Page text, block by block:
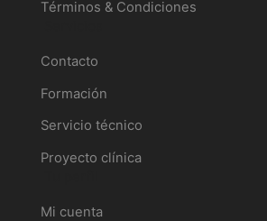
Términos & Condiciones
Contacto
Formación
Servicio técnico
Proyecto clínica
Mi cuenta